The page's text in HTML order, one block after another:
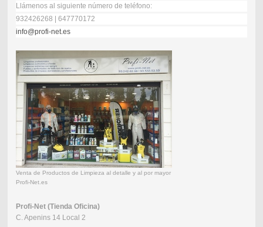
Llámenos al siguiente número de teléfono:
932426268 | 647770172
info@profi-net.es
Venta de Productos de Limpieza al detalle y al por mayor
Profi-Net.es
Profi-Net (Tienda Oficina)
C. Apenins 14 Local 2